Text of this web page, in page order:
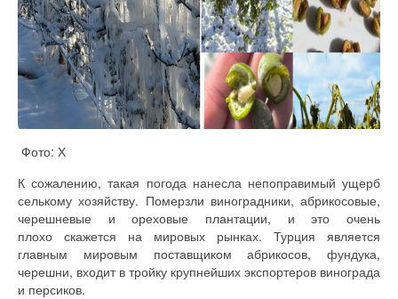
Фото: Х
К сожалению, такая погода нанесла непоправимый ущерб
селькому хозяйству. Померзли виноградники, абрикосовые,
черешневые и ореховые плантации, и это очень
плохо скажется на мировых рынках. Турция является
главным мировым поставщиком абрикосов, фундука,
черешни, входит в тройку крупнейших экспортеров винограда
и персиков.